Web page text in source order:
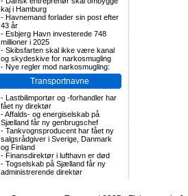
kaj i Hamburg
- Havnemand forlader sin post efter
43 år
- Esbjerg Havn investerede 748
millioner i 2025
- Skibsfarten skal ikke være kanal
og skydeskive for narkosmugling
- Nye regler mod narkosmugling:
Transportnavne
- Lastbilimportør og -forhandler har
fået ny direktør
-Affalds- og energiselskab på
Sjælland får ny genbrugschef
- Tankvognsproducent har fået ny
salgsrådgiver i Sverige, Danmark
og Finland
- Finansdirektør i lufthavn er død
- Togselskab på Sjælland får ny
administrerende direktør